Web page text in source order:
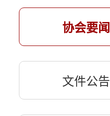
协会要闻
文件公告